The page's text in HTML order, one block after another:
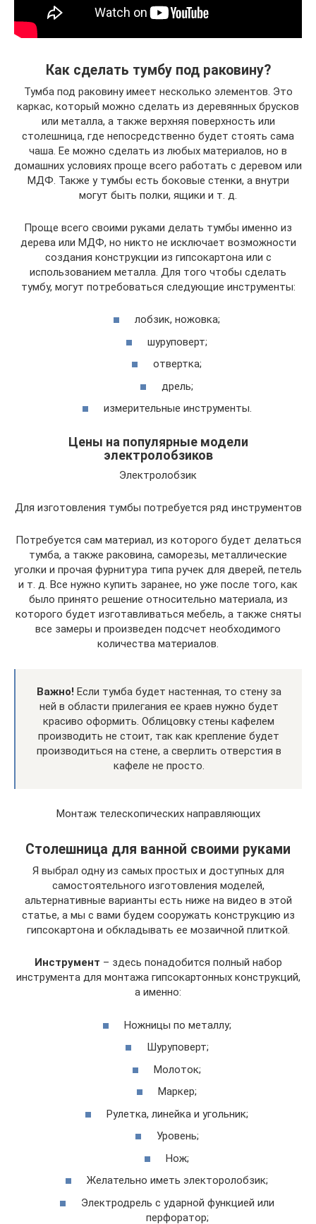
Как сделать тумбу под раковину?
Тумба под раковину имеет несколько элементов. Это
каркас, который можно сделать из деревянных брусков
или металла, а также верхняя поверхность или
столешница, где непосредственно будет стоять сама
чаша. Ее можно сделать из любых материалов, но в
домашних условиях проще всего работать с деревом или
МДФ. Также у тумбы есть боковые стенки, а внутри
могут быть полки, ящики и т. д.
Проще всего своими руками делать тумбы именно из
дерева или МДФ, но никто не исключает возможности
создания конструкции из гипсокартона или с
использованием металла. Для того чтобы сделать
тумбу, могут потребоваться следующие инструменты:
лобзик, ножовка;
шуруповерт;
отвертка;
дрель;
измерительные инструменты.
Цены на популярные модели
электролобзиков
Электролобзик
Для изготовления тумбы потребуется ряд инструментов
Потребуется сам материал, из которого будет делаться
тумба, а также раковина, саморезы, металлические
уголки и прочая фурнитура типа ручек для дверей, петель
и т. д. Все нужно купить заранее, но уже после того, как
было принято решение относительно материала, из
которого будет изготавливаться мебель, а также сняты
все замеры и произведен подсчет необходимого
количества материалов.
Важно! Если тумба будет настенная, то стену за
ней в области прилегания ее краев нужно будет
красиво оформить. Облицовку стены кафелем
производить не стоит, так как крепление будет
производиться на стене, а сверлить отверстия в
кафеле не просто.
Монтаж телескопических направляющих
Столешница для ванной своими руками
Я выбрал одну из самых простых и доступных для
самостоятельного изготовления моделей,
альтернативные варианты есть ниже на видео в этой
статье, а мы с вами будем сооружать конструкцию из
гипсокартона и обкладывать ее мозаичной плиткой.
Инструмент – здесь понадобится полный набор
инструмента для монтажа гипсокартонных конструкций,
а именно:
Ножницы по металлу;
Шуруповерт;
Молоток;
Маркер;
Рулетка, линейка и угольник;
Уровень;
Нож;
Желательно иметь электоролобзик;
Электродрель с ударной функцией или
перфоратор;